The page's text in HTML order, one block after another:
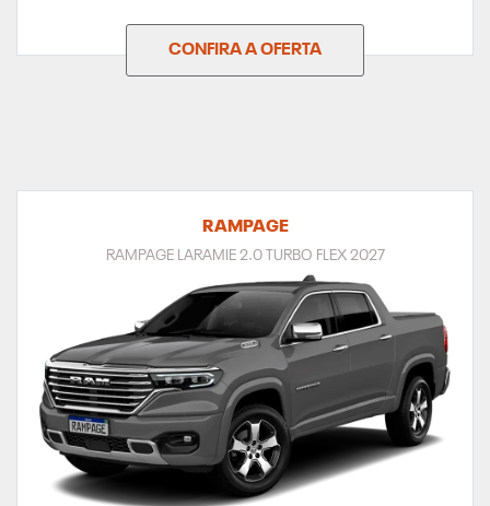
CONFIRA A OFERTA
RAMPAGE
RAMPAGE LARAMIE 2.0 TURBO FLEX 2027